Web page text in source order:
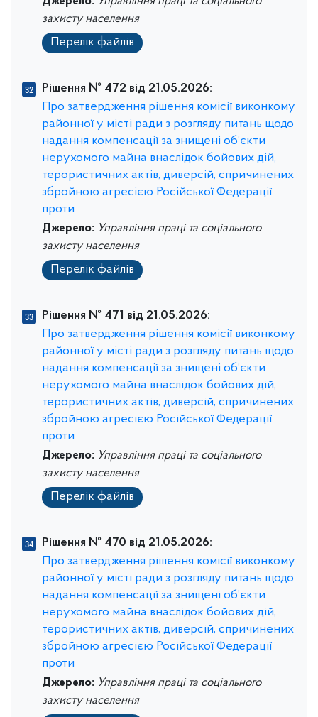
захисту населення
Перелік файлів
Рішення № 472 від 21.05.2026:
Про затвердження рішення комісії виконкому
районної у місті ради з розгляду питань щодо
надання компенсації за знищені об’єкти
нерухомого майна внаслідок бойових дій,
терористичних актів, диверсій, спричинених
збройною агресією Російської Федерації
проти
Джерело: Управління праці та соціального
захисту населення
Перелік файлів
Рішення № 471 від 21.05.2026:
Про затвердження рішення комісії виконкому
районної у місті ради з розгляду питань щодо
надання компенсації за знищені об’єкти
нерухомого майна внаслідок бойових дій,
терористичних актів, диверсій, спричинених
збройною агресією Російської Федерації
проти
Джерело: Управління праці та соціального
захисту населення
Перелік файлів
Рішення № 470 від 21.05.2026:
Про затвердження рішення комісії виконкому
районної у місті ради з розгляду питань щодо
надання компенсації за знищені об’єкти
нерухомого майна внаслідок бойових дій,
терористичних актів, диверсій, спричинених
збройною агресією Російської Федерації
проти
Джерело: Управління праці та соціального
захисту населення